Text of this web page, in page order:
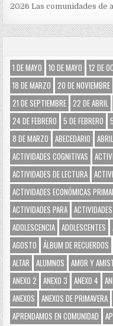
2026 Las comunidades
1 DE MAYO 10 DE MAYO 12 DE
18 DE MARZO
20 DE NOVIEMBRE
21 DE SEPTIEMBRE 22 DE ABRIL
24 DE FEBRERO
5 DE FEBRERO
8 DE MARZO
ABECEDARIO ABRIL
ACTIVIDADES COGNITIVAS
ACTIVIDADES DE LECTURA
ACTIVIDADES ECONÓMICAS
ACTIVIDADES PARA
ADOLESCENCIA ADOLESCENTES
AGOSTO
ÁLBUM DE RECUERDOS
ALTAR
ALUMNOS AMOR Y
ANEXO 2
ANEXO 3 ANEXO 4
ANEXOS
ANEXOS DE PRIMAVERA
APRENDAMOS EN COMUNIDAD